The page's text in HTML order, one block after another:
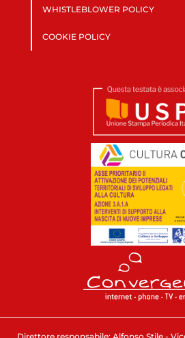
WHISTLEBLOWER POLICY
COOKIE POLICY